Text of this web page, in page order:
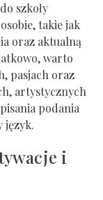
szkoły
takie jak
oraz aktualną
warto
pasjach oraz
artystycznych
podania
język.
i